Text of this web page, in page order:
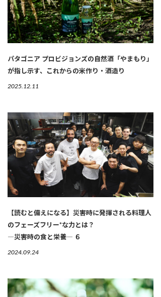
パタゴニア プロビジョンズの自然酒「やまもり」
が指し示す、これからの米作り・酒造り
2025.12.11
【読むと備えになる】災害時に発揮される料理人
のフェーズフリー*な力とは？
―災害時の食と栄養― ６
2024.09.24